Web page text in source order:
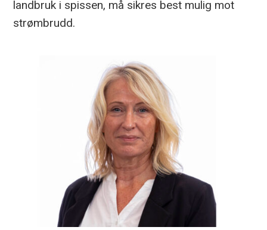
landbruk i spissen, må sikres best mulig mot
strømbrudd.